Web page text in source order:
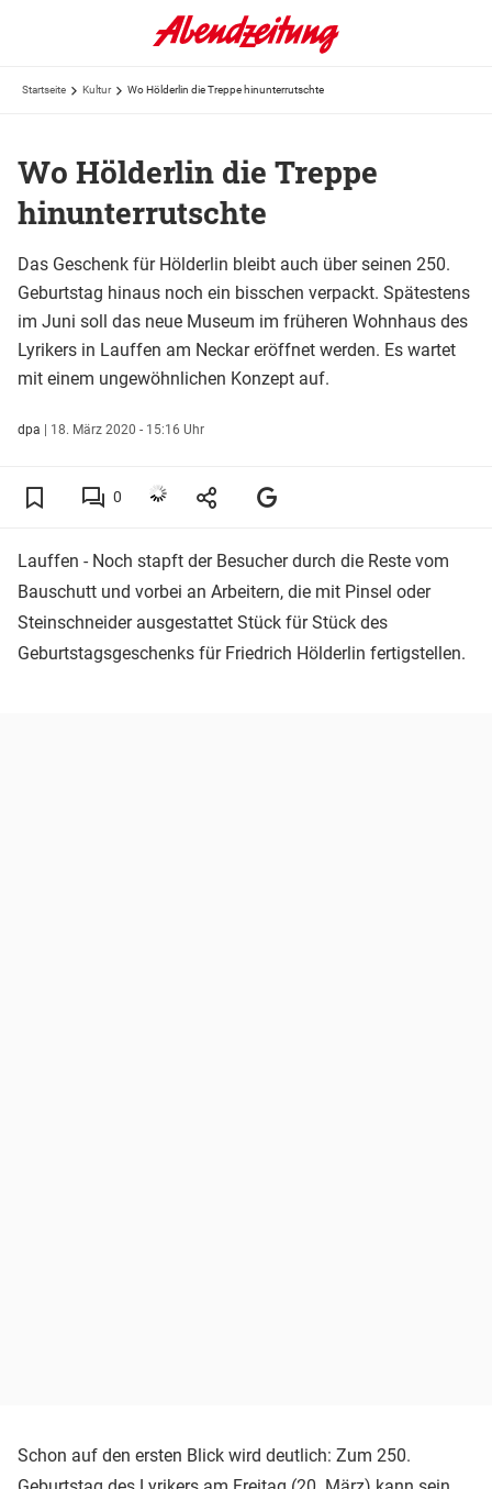
Startseite Kultur Wo Hölderlin die Treppe hinunterrutschte
Wo Hölderlin die Treppe
hinunterrutschte
Das Geschenk für Hölderlin bleibt auch über seinen 250.
Geburtstag hinaus noch ein bisschen verpackt. Spätestens
im Juni soll das neue Museum im früheren Wohnhaus des
Lyrikers in Lauffen am Neckar eröffnet werden. Es wartet
mit einem ungewöhnlichen Konzept auf.
dpa | 18. März 2020 - 15:16 Uhr
0
Lauffen - Noch stapft der Besucher durch die Reste vom
Bauschutt und vorbei an Arbeitern, die mit Pinsel oder
Steinschneider ausgestattet Stück für Stück des
Geburtstagsgeschenks für Friedrich Hölderlin fertigstellen.
Schon auf den ersten Blick wird deutlich: Zum 250.